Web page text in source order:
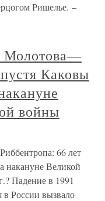
Ришелье. –
Молотова—
Каковы
войны
66 лет
накануне Великой
Падение в 1991
в России вызвало